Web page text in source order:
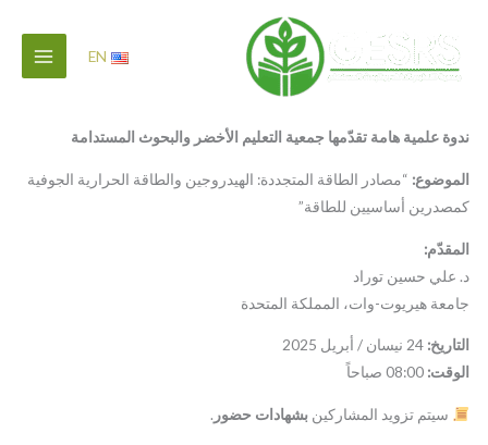
المحتوى
EN
ندوة علمية هامة تقدّمها جمعية التعليم الأخضر والبحوث المستدامة
الموضوع: “مصادر الطاقة المتجددة: الهيدروجين والطاقة الحرارية الجوفية
كمصدرين أساسيين للطاقة”
المقدّم:
د. علي حسين توراد
جامعة هيريوت-وات، المملكة المتحدة
التاريخ: 24 نيسان / أبريل 2025
الوقت: 08:00 صباحاً
سيتم تزويد المشاركين بشهادات حضور .